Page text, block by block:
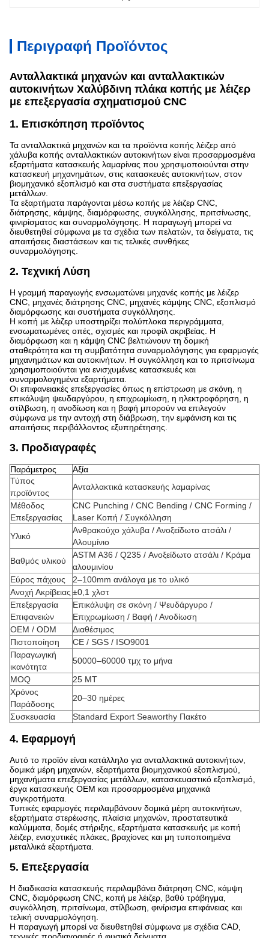
Περιγραφή Προϊόντος
Ανταλλακτικά μηχανών και ανταλλακτικών
αυτοκινήτων Χαλύβδινη πλάκα κοπής με λέιζερ
με επεξεργασία σχηματισμού CNC
1. Επισκόπηση προϊόντος
Τα ανταλλακτικά μηχανών και τα προϊόντα κοπής λέιζερ από
χάλυβα κοπής ανταλλακτικών αυτοκινήτων είναι προσαρμοσμένα
εξαρτήματα κατασκευής λαμαρίνας που χρησιμοποιούνται στην
κατασκευή μηχανημάτων, στις κατασκευές αυτοκινήτων, στον
βιομηχανικό εξοπλισμό και στα συστήματα επεξεργασίας
μετάλλων.
Τα εξαρτήματα παράγονται μέσω κοπής με λέιζερ CNC,
διάτρησης, κάμψης, διαμόρφωσης, συγκόλλησης, πριτσίνωσης,
φινιρίσματος και συναρμολόγησης. Η παραγωγή μπορεί να
διευθετηθεί σύμφωνα με τα σχέδια των πελατών, τα δείγματα, τις
απαιτήσεις διαστάσεων και τις τελικές συνθήκες
συναρμολόγησης.
2. Τεχνική Λύση
Η γραμμή παραγωγής ενσωματώνει μηχανές κοπής με λέιζερ
CNC, μηχανές διάτρησης CNC, μηχανές κάμψης CNC, εξοπλισμό
διαμόρφωσης και συστήματα συγκόλλησης.
Η κοπή με λέιζερ υποστηρίζει πολύπλοκα περιγράμματα,
ενσωματωμένες οπές, σχισμές και προφίλ ακριβείας. Η
διαμόρφωση και η κάμψη CNC βελτιώνουν τη δομική
σταθερότητα και τη συμβατότητα συναρμολόγησης για εφαρμογές
μηχανημάτων και αυτοκινήτων. Η συγκόλληση και το πριτσίνωμα
χρησιμοποιούνται για ενισχυμένες κατασκευές και
συναρμολογημένα εξαρτήματα.
Οι επιφανειακές επεξεργασίες όπως η επίστρωση με σκόνη, η
επικάλυψη ψευδαργύρου, η επιχρωμίωση, η ηλεκτροφόρηση, η
στίλβωση, η ανοδίωση και η βαφή μπορούν να επιλεγούν
σύμφωνα με την αντοχή στη διάβρωση, την εμφάνιση και τις
απαιτήσεις περιβάλλοντος εξυπηρέτησης.
3. Προδιαγραφές
Παράμετρος
Αξία
Τύπος
προϊόντος
Ανταλλακτικά κατασκευής λαμαρίνας
Μέθοδος
Επεξεργασίας
CNC Punching / CNC Bending / CNC Forming /
Laser Κοπή / Συγκόλληση
Υλικό
Ανθρακούχο χάλυβα / Ανοξείδωτο ατσάλι /
Αλουμίνιο
Βαθμός υλικού
ASTM A36 / Q235 / Ανοξείδωτο ατσάλι / Κράμα
αλουμινίου
Εύρος πάχους
2–100mm ανάλογα με το υλικό
Ανοχή Ακρίβειας ±0,1 χλστ
Επεξεργασία
Επιφανειών
Επικάλυψη σε σκόνη / Ψευδάργυρο /
Επιχρωμίωση / Βαφή / Ανοδίωση
OEM / ODM
Διαθέσιμος
Πιστοποίηση
CE / SGS / ISO9001
Παραγωγική
ικανότητα
50000–60000 τμχ το μήνα
MOQ
25 MT
Χρόνος
Παράδοσης
20–30 ημέρες
Συσκευασία
Standard Export Seaworthy Πακέτο
4. Εφαρμογή
Αυτό το προϊόν είναι κατάλληλο για ανταλλακτικά αυτοκινήτων,
δομικά μέρη μηχανών, εξαρτήματα βιομηχανικού εξοπλισμού,
μηχανήματα επεξεργασίας μετάλλων, κατασκευαστικό εξοπλισμό,
έργα κατασκευής OEM και προσαρμοσμένα μηχανικά
συγκροτήματα.
Τυπικές εφαρμογές περιλαμβάνουν δομικά μέρη αυτοκινήτων,
εξαρτήματα στερέωσης, πλαίσια μηχανών, προστατευτικά
καλύμματα, δομές στήριξης, εξαρτήματα κατασκευής με κοπή
λέιζερ, ενισχυτικές πλάκες, βραχίονες και μη τυποποιημένα
μεταλλικά εξαρτήματα.
5. Επεξεργασία
Η διαδικασία κατασκευής περιλαμβάνει διάτρηση CNC, κάμψη
CNC, διαμόρφωση CNC, κοπή με λέιζερ, βαθύ τράβηγμα,
συγκόλληση, πριτσίνωμα, στίλβωση, φινίρισμα επιφάνειας και
τελική συναρμολόγηση.
Η παραγωγή μπορεί να διευθετηθεί σύμφωνα με σχέδια CAD,